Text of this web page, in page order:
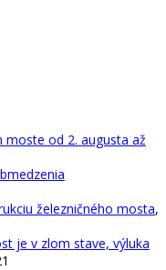
moste od 2. augusta až
železničného mosta,
je v zlom stave, výluka